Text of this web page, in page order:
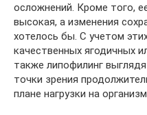
осложнений. Кроме того,
высокая, а изменения
хотелось бы. С учетом
качественных ягодичных
также липофилинг
точки зрения
плане нагрузки на